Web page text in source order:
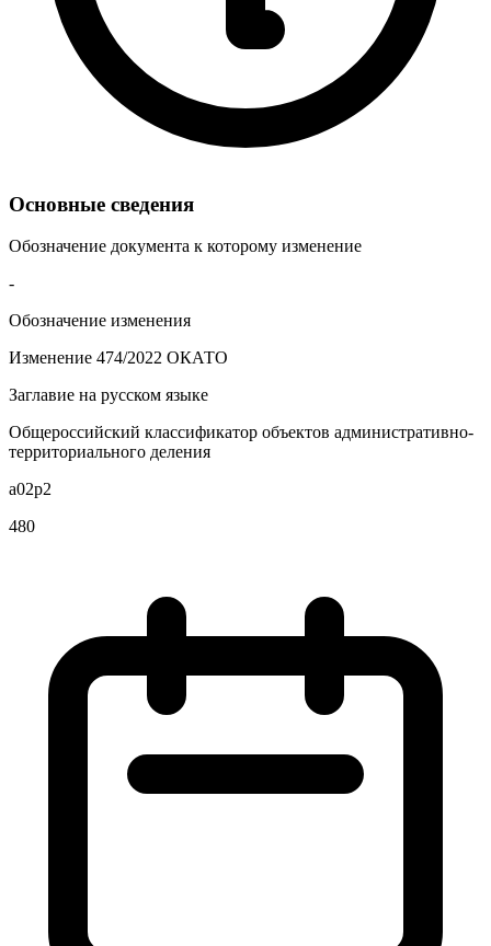
Основные сведения
Обозначение документа к которому изменение
-
Обозначение изменения
Изменение 474/2022 ОКАТО
Заглавие на русском языке
Общероссийский классификатор объектов административно-
территориального деления
a02p2
480